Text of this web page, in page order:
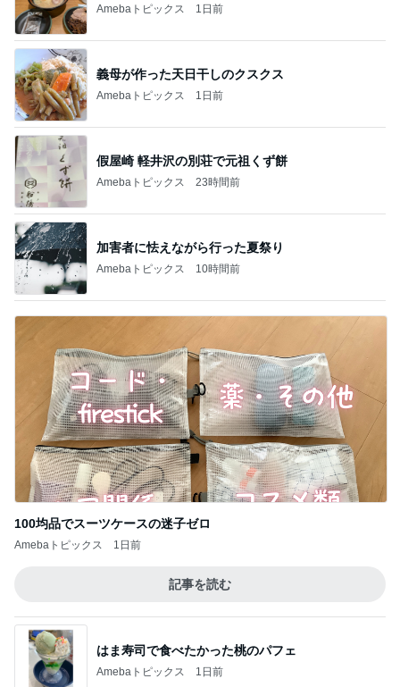
Amebaトピックス 1日前
義母が作った天日干しのクスクス
Amebaトピックス 1日前
假屋崎 軽井沢の別荘で元祖くず餅
Amebaトピックス 23時間前
加害者に怯えながら行った夏祭り
Amebaトピックス 10時間前
100均品でスーツケースの迷子ゼロ
Amebaトピックス 1日前
記事を読む
はま寿司で食べたかった桃のパフェ
Amebaトピックス 1日前